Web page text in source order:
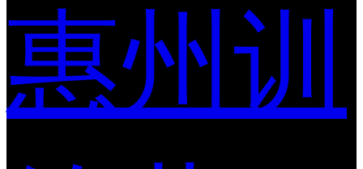
惠州训